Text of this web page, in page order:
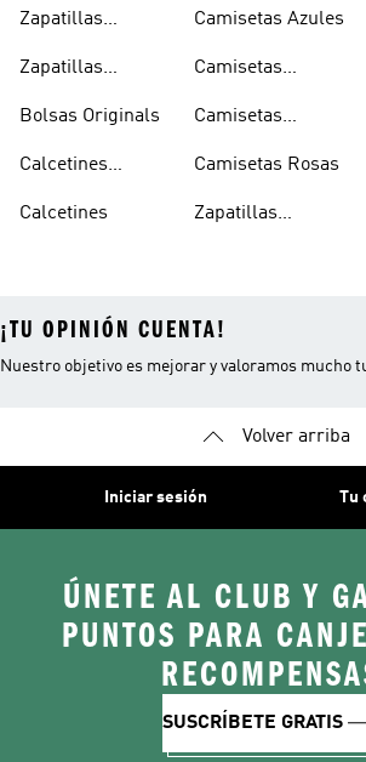
Zapatillas
Zapatillas
Blancas
Bolsas Originals
Calcetines
Blancos
Calcetines
Camisetas Azules
Camisetas
Camisetas
Camisetas Rosas
Zapatillas
¡TU OPINIÓN CUENTA!
Nuestro objetivo es mejorar y valoramos mucho
Volver arriba
Iniciar sesión Tu
ÚNETE AL CLUB Y
PUNTOS PARA
SUSCRÍBETE GRATIS